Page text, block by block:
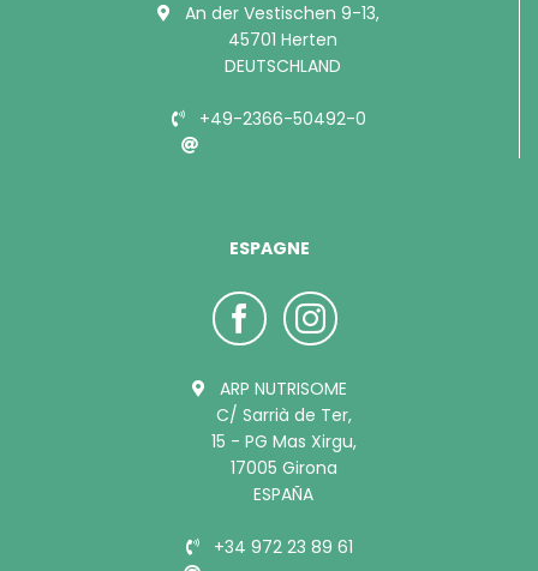
An der Vestischen 9-13,
45701 Herten
DEUTSCHLAND
+49-2366-50492-0
ESPAGNE
ARP NUTRISOME
C/ Sarrià de Ter,
15 - PG Mas Xirgu,
17005 Girona
ESPAÑA
+34 972 23 89 61